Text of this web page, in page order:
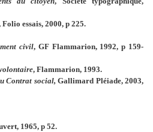
Folio essais, 2000, p 225.
civil, GF Flammarion, 1992, p 159-
, Flammarion, 1993.
Contrat social,Gallimard Pléiade, 2003,
1965, p 52.